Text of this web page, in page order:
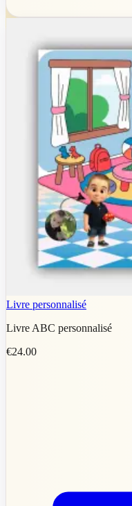
Livre personnalisé
Livre ABC personnalisé
€24.00